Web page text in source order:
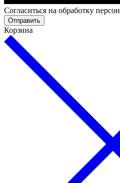
Cогласиться на обработку
Отправить
Корзина